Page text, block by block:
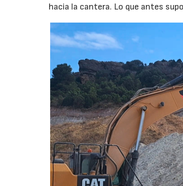
hacia la cantera. Lo que antes